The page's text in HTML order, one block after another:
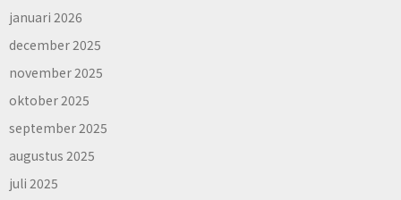
januari 2026
december 2025
november 2025
oktober 2025
september 2025
augustus 2025
juli 2025